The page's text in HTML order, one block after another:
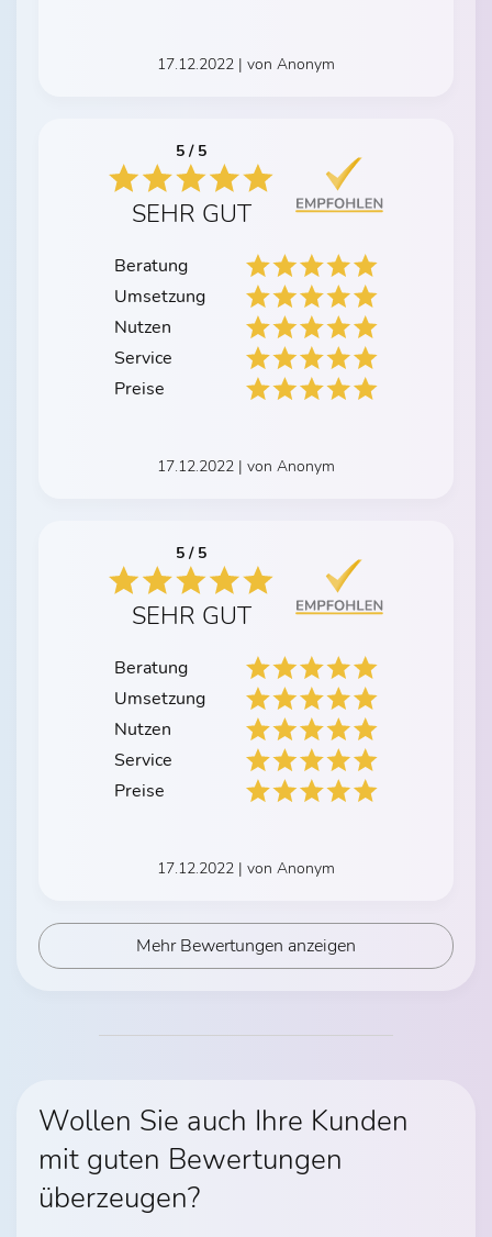
17.12.2022 | von Anonym
5 / 5
SEHR GUT
Beratung
Umsetzung
Nutzen
Service
Preise
17.12.2022 | von Anonym
5 / 5
SEHR GUT
Beratung
Umsetzung
Nutzen
Service
Preise
17.12.2022 | von Anonym
Mehr Bewertungen anzeigen
Wollen Sie auch Ihre Kunden
mit guten Bewertungen
überzeugen?